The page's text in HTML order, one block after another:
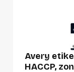
Avery
HACCP,